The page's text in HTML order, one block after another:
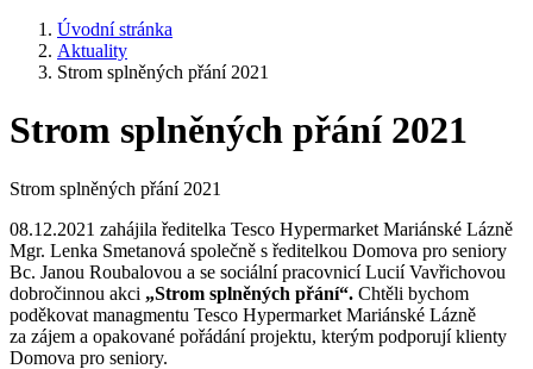
Úvodní stránka
Aktuality
Strom splněných přání 2021
Strom splněných přání 2021
Strom splněných přání 2021
08.12.2021 zahájila ředitelka Tesco Hypermarket Mariánské Lázně
Mgr. Lenka Smetanová společně s ředitelkou Domova pro seniory
Bc. Janou Roubalovou a se sociální pracovnicí Lucií Vavřichovou
dobročinnou akci „Strom splněných přání“. Chtěli bychom
poděkovat managmentu Tesco Hypermarket Mariánské Lázně
za zájem a opakované pořádání projektu, kterým podporují klienty
Domova pro seniory.